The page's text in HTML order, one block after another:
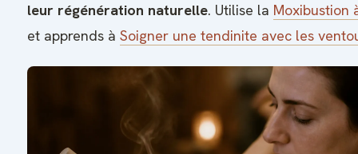
leur régénération naturelle. Utilise la Moxibustion
et apprends à Soigner une tendinite avec les